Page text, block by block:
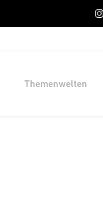
Themenwelten